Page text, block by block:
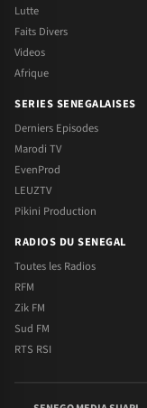
Lutte
Faits Divers
Videos
Afrique
SERIES SENEGALAISES
Derniers Episodes
Marodi TV
EvenProd
LEUZTV
Pikini Production
RADIOS DU SENEGAL
Toutes les Radios
RFM
Zik FM
Sud FM
RTS RSI